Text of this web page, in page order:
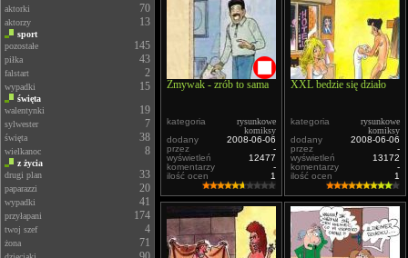
aktorki 70
aktorzy 13
sport
pozostałe
145
piłka 43
falstart 2
wypadki 15
święta
walentynki
19
sylwester 7
święta 38
wielkanoc 8
z życia
drugi plan
33
paparazzi 20
wypadki 41
przyłapani 174
twoj szef 4
żona 71
Zmywak - zrób to sama
kategoria
rysunkowe
komiksy
dodany
2008-06-06
przez
-
wyświetleń
12477
komentarzy
-
ilość ocen
1
XXL bedzie się działo
kategoria
rysunkowe
komiksy
dodany
2008-06-06
przez
-
wyświetleń
13172
komentarzy
-
ilość ocen
1